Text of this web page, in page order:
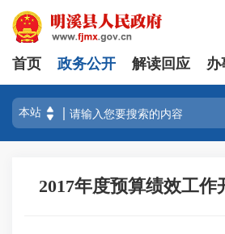
首页 政务公开 解读回应 办
2017年度预算绩效工作